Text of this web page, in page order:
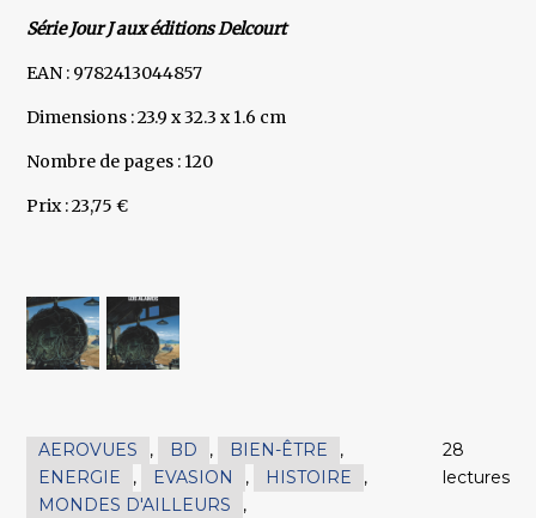
Série Jour J aux éditions Delcourt
EAN : 9782413044857
Dimensions : 23.9 x 32.3 x 1.6 cm
Nombre de pages : 120
Prix : 23,75 €
AEROVUES , BD , BIEN-ÊTRE
,
ENERGIE
, EVASION , HISTOIRE
,
MONDES D'AILLEURS
,
28
lectures